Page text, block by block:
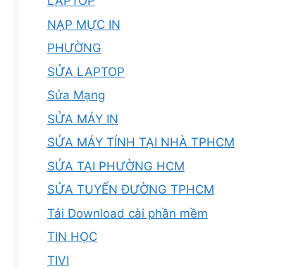
NẠP MỰC IN
PHƯỜNG
SỬA LAPTOP
Sửa Mạng
SỬA MÁY IN
SỬA MÁY TÍNH TẠI NHÀ TPHCM
SỬA TẠI PHƯỜNG HCM
SỬA TUYẾN ĐƯỜNG TPHCM
Tải Download cài phần mềm
TIN HỌC
TIVI